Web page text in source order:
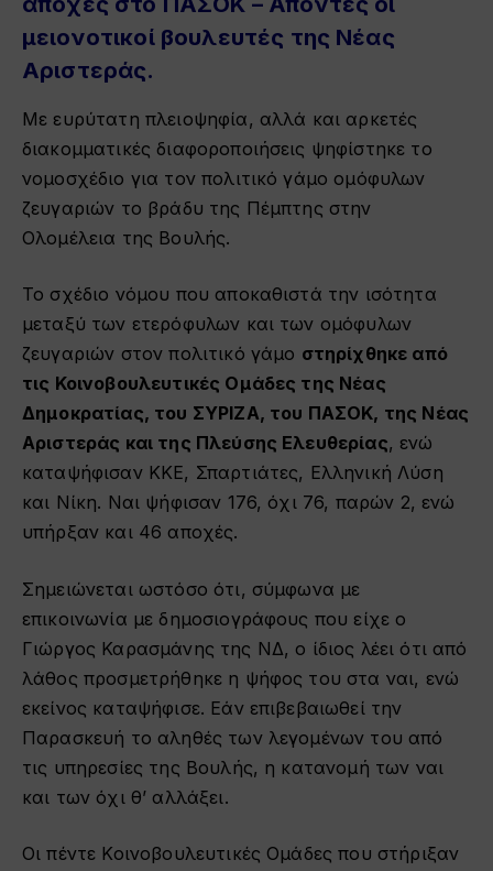
μειονοτικοί βουλευτές της Νέας
Αριστεράς.
Με ευρύτατη πλειοψηφία, αλλά και αρκετές
διακομματικές διαφοροποιήσεις ψηφίστηκε το
νομοσχέδιο για τον πολιτικό γάμο ομόφυλων
ζευγαριών το βράδυ της Πέμπτης στην
Ολομέλεια της Βουλής.
Το σχέδιο νόμου που αποκαθιστά την ισότητα
μεταξύ των ετερόφυλων και των ομόφυλων
ζευγαριών στον πολιτικό γάμο στηρίχθηκε από
τις Κοινοβουλευτικές Ομάδες της Νέας
Δημοκρατίας, του ΣΥΡΙΖΑ, του ΠΑΣΟΚ, της Νέας
Αριστεράς και της Πλεύσης Ελευθερίας, ενώ
καταψήφισαν ΚΚΕ, Σπαρτιάτες, Ελληνική Λύση
και Νίκη. Ναι ψήφισαν 176, όχι 76, παρών 2, ενώ
υπήρξαν και 46 αποχές.
Σημειώνεται ωστόσο ότι, σύμφωνα με
επικοινωνία με δημοσιογράφους που είχε ο
Γιώργος Καρασμάνης της ΝΔ, ο ίδιος λέει ότι από
λάθος προσμετρήθηκε η ψήφος του στα ναι, ενώ
εκείνος καταψήφισε. Εάν επιβεβαιωθεί την
Παρασκευή το αληθές των λεγομένων του από
τις υπηρεσίες της Βουλής, η κατανομή των ναι
και των όχι θ’ αλλάξει.
Οι πέντε Κοινοβουλευτικές Ομάδες που στήριξαν